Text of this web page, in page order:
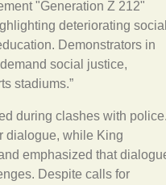
"Generation Z 212"
deteriorating social
Demonstrators in
social justice,
stadiums.”
during clashes with police.
dialogue, while King
emphasized that
Despite calls for